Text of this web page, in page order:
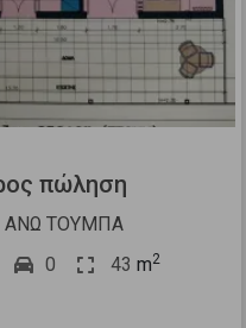
πώληση
ΑΝΩ ΤΟΥΜΠΑ
0 43 m2